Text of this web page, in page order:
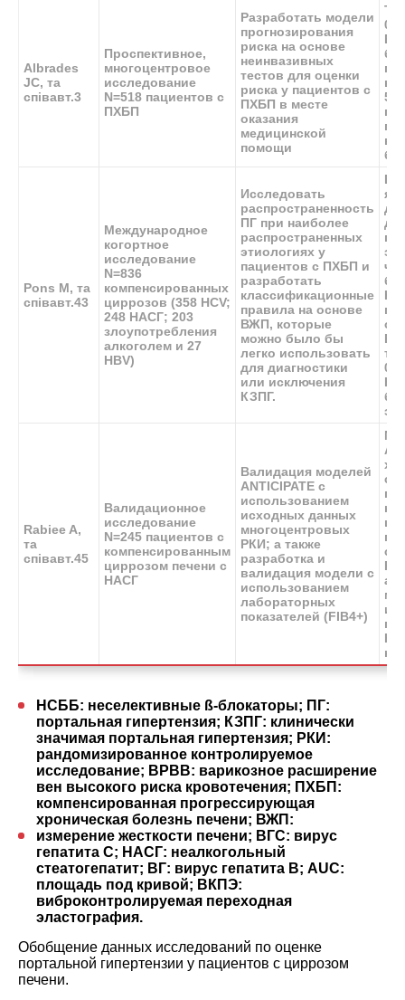
Albrades
JC, та
співавт.3
Проспективное,
многоцентровое
исследование
N=518 пациентов с
ПХБП
Разработать модели
прогнозирования
риска на основе
неинвазивных
тестов для оценки
риска у пациентов с
ПХБП в месте
оказания
медицинской
помощи
бы
Pons M, та
співавт.43
Международное
когортное
исследование
N=836
компенсированных
циррозов (358 HCV;
248 НАСГ; 203
злоупотребления
алкоголем и 27
HBV)
Исследовать
распространенность
ПГ при наиболее
распространенных
этиологиях у
пациентов с ПХБП и
разработать
классификационные
правила на основе
ВЖП, которые
можно было бы
легко использовать
для диагностики
или исключения
КЗПГ.
Rabiee A,
та
співавт.45
Валидационное
исследование
N=245 пациентов с
компенсированным
циррозом печени с
НАСГ
Валидация моделей
ANTICIPATE с
использованием
исходных данных
многоцентровых
РКИ; а также
разработка и
валидация модели с
использованием
лабораторных
показателей (FIB4+)
с
НСББ: неселективные ß-блокаторы; ПГ:
портальная гипертензия; КЗПГ: клинически
значимая портальная гипертензия; РКИ:
рандомизированное контролируемое
исследование; ВРВВ: варикозное расширение
вен высокого риска кровотечения; ПХБП:
компенсированная прогрессирующая
хроническая болезнь печени; ВЖП:
измерение жесткости печени; ВГС: вирус
гепатита С; НАСГ: неалкогольный
стеатогепатит; ВГ: вирус гепатита В; AUC:
площадь под кривой; ВКПЭ:
виброконтролируемая переходная
эластография.
Обобщение данных исследований по оценке
портальной гипертензии у пациентов с циррозом
печени.